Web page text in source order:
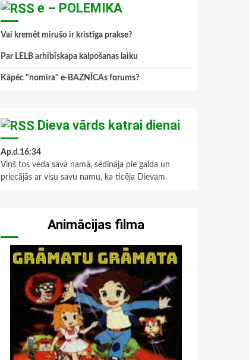
e – POLEMIKA
Vai kremēt mirušo ir kristīga prakse?
Par LELB arhibīskapa kalpošanas laiku
Kāpēc "nomira" e-BAZNĪCAs forums?
Dieva vārds katrai dienai
Ap.d.16:34
Viņš tos veda savā namā, sēdināja pie galda un
priecājās ar visu savu namu, ka ticēja Dievam.
Animācijas filma